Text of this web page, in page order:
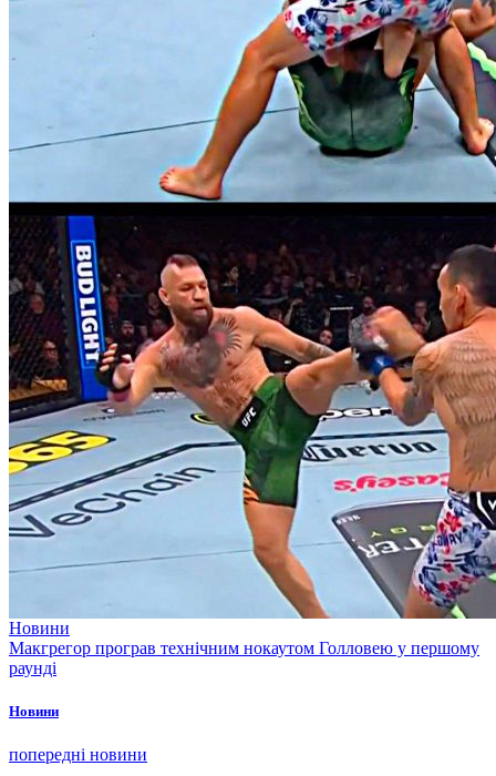
Новини
Макгрегор програв технічним нокаутом Голловею у першому
раунді
Новини
попередні новини